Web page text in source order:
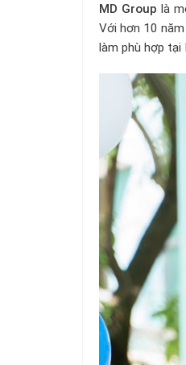
MD Group là
Với hơn 10
làm phù hợp tại